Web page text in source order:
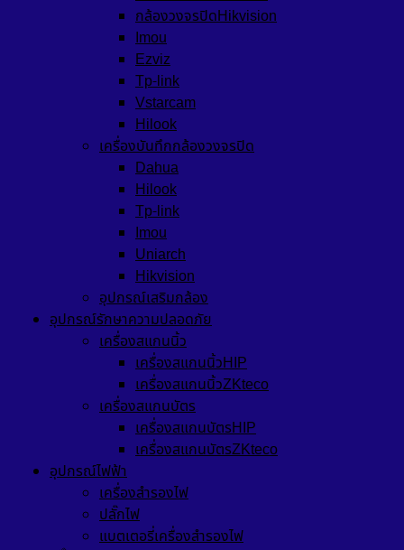
กล้องวงจรปิดHikvision
Imou
Ezviz
Tp-link
Vstarcam
Hilook
เครื่องบันทึกกล้องวงจรปิด
Dahua
Hilook
Tp-link
Imou
Uniarch
Hikvision
อุปกรณ์เสริมกล้อง
อุปกรณ์รักษาความปลอดภัย
เครื่องสแกนนิ้ว
เครื่องสแกนนิ้วHIP
เครื่องสแกนนิ้วZKteco
เครื่องสแกนบัตร
เครื่องสแกนบัตรHIP
เครื่องสแกนบัตรZKteco
อุปกรณ์ไฟฟ้า
เครื่องสำรองไฟ
ปลั๊กไฟ
แบตเตอรี่เครื่องสำรองไฟ